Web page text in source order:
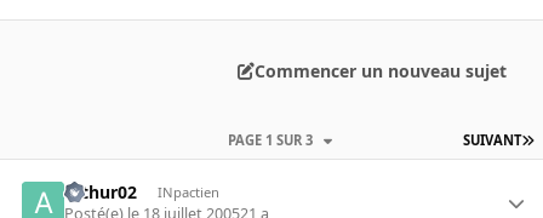
Commencer un nouveau sujet
SUIVANT
PAGE 1 SUR 3
arthur02 INpactien